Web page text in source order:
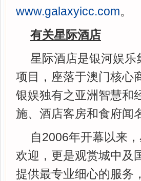
www.galaxyicc.com。
有关星际酒店
星际酒店是银河娱
项目，座落于澳门核心
银娱独有之亚洲智慧和
施、酒店客房和食府闻
自2006年开幕以来
欢迎，更是观赏城中及
提供最专业细心的服务